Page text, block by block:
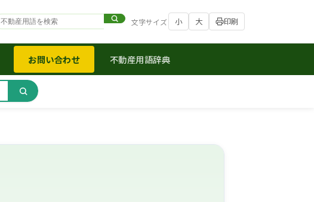
文字サイズ 小 大 印刷
お問い合わせ 不動産用語辞典